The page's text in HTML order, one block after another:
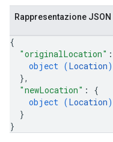
Rappresentazione JSON
{
"originalLocation" :
object (Location)
},
"newLocation" : {
object (Location)
}
}